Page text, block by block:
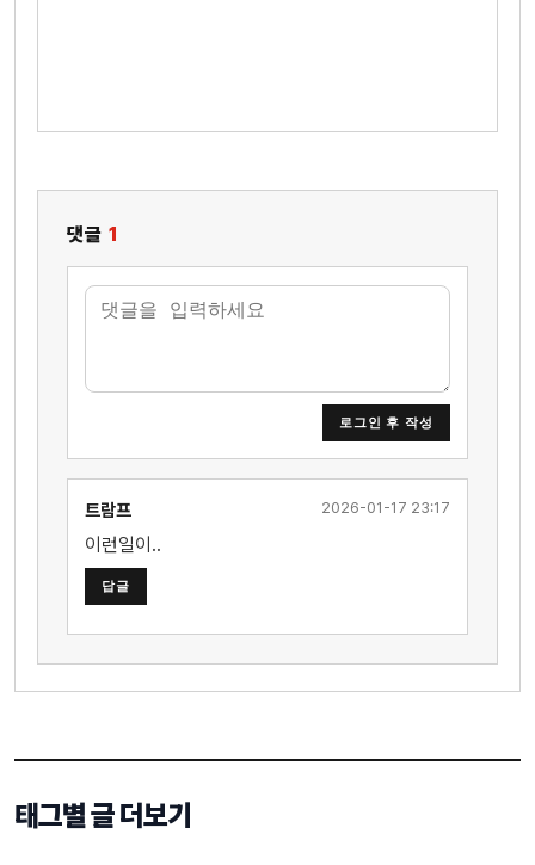
댓글 1
로그인 후 작성
트람프 2026-01-17 23:17
이런일이..
답글
태그별 글 더보기